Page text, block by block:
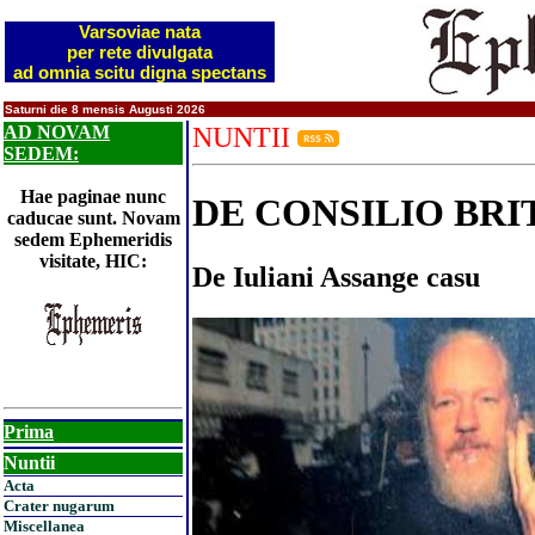
Varsoviae nata
per rete divulgata
ad omnia scitu digna spectans
Saturni die 8 mensis Augusti 2026
AD NOVAM
SEDEM:
Hae paginae nunc
caducae sunt. Novam
sedem Ephemeridis
visitate, HIC:
Prima
Nuntii
Acta
Crater nugarum
Miscellanea
NUNTII
DE CONSILIO
De Iuliani Assange casu